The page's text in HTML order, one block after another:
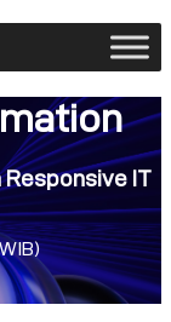
IT